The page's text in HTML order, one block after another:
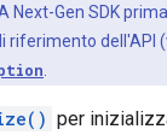
Next-Gen SDK
riferimento dell'API
per